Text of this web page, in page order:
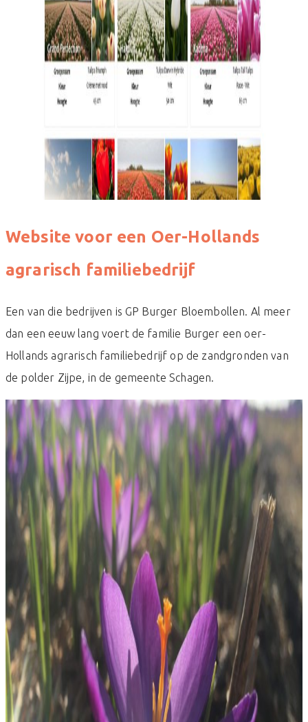
Website voor een Oer-Hollands
agrarisch familiebedrijf
Een van die bedrijven is GP Burger Bloembollen. Al meer
dan een eeuw lang voert de familie Burger een oer-
Hollands agrarisch familiebedrijf op de zandgronden van
de polder Zijpe, in de gemeente Schagen.